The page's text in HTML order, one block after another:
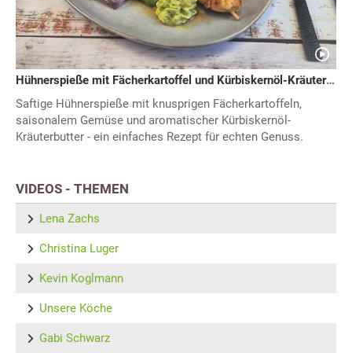
Hühnerspieße mit Fächerkartoffel und Kürbiskernöl-Kräuterbutter
Saftige Hühnerspieße mit knusprigen Fächerkartoffeln,
saisonalem Gemüse und aromatischer Kürbiskernöl-
Kräuterbutter - ein einfaches Rezept für echten Genuss.
VIDEOS - THEMEN
Lena Zachs
Christina Luger
Kevin Koglmann
Unsere Köche
Gabi Schwarz